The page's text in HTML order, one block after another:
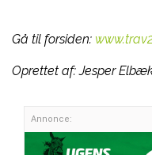
Gå til forsiden:
Oprettet af:Jesper
Annonce: